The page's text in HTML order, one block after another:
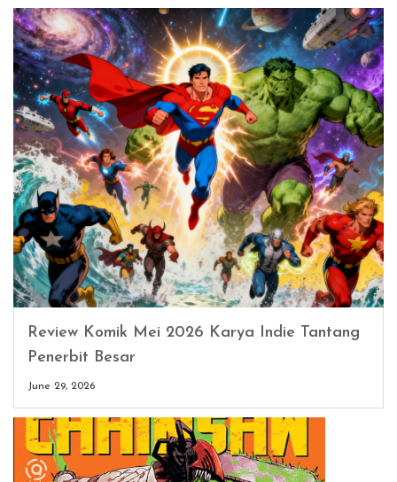
Review Komik Mei 2026 Karya Indie Tantang
Penerbit Besar
June 29, 2026